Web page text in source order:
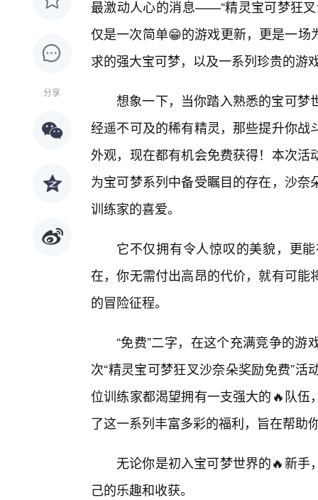
分享
最激动人心的消息——“精灵宝可梦狂
仅是一次简单😁的游戏更新，更是一
求的强大宝可梦，以及一系列珍贵的游
想象一下，当你踏入熟悉的宝可梦
经遥不可及的稀有精灵，那些提升你
外观，现在都有机会免费获得！本次
为宝可梦系列中备受瞩目的存在，沙
训练家的喜爱。
它不仅拥有令人惊叹的美貌，更
在，你无需付出高昂的代价，就有可
的冒险征程。
“免费”二字，在这个充满竞争的
次“精灵宝可梦狂叉沙奈朵奖励免费”
位训练家都渴望拥有一支强大的🔥队
了这一系列丰富多彩的福利，旨在帮助
无论你是初入宝可梦世界的🔥新
己的乐趣和收获。